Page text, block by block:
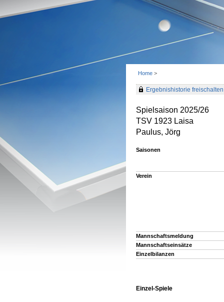
Home >
Ergebnishistorie freischalten
Spielsaison 2025/26
TSV 1923 Laisa
Paulus, Jörg
Saisonen
Verein
Mannschaftsmeldung
Mannschaftseinsätze
Einzelbilanzen
Einzel-Spiele